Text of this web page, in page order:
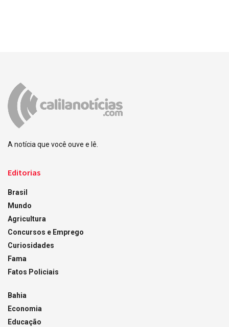
A notícia que você ouve e lê.
Editorias
Brasil
Mundo
Agricultura
Concursos e Emprego
Curiosidades
Fama
Fatos Policiais
Bahia
Economia
Educação